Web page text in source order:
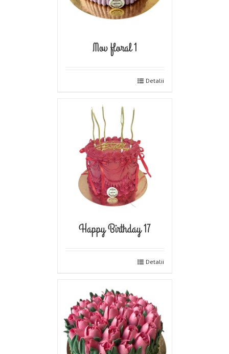
Mov floral 1
Detalii
Happy Birthday 17
Detalii